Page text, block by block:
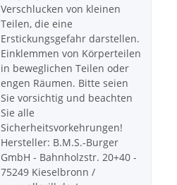
Verschlucken von kleinen
Teilen, die eine
Erstickungsgefahr darstellen.
Einklemmen von Körperteilen
in beweglichen Teilen oder
engen Räumen. Bitte seien
Sie vorsichtig und beachten
Sie alle
Sicherheitsvorkehrungen!
Hersteller: B.M.S.-Burger
GmbH - Bahnholzstr. 20+40 -
75249 Kieselbronn /